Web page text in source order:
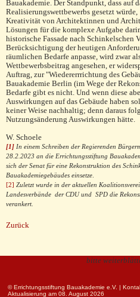
Bauakademie. Der Standpunkt, dass auf
Realisierungswettbewerbs gesetzt
Kreativität von Architektinnen und
Lösungen für die komplexe Aufgabe
historische Fassade nach Schinkelschen
Berücksichtigung der heutigen
räumlichen Bedarfe anpasse, wird zwar
Wettbewerbsbeitrag angesehen, er
Auftrag, zur "Wiedererrrichtung des
Bauakademie Berlin (im Wege der
Bedarfe gibt es nicht. Und wenn diese
Auswirkungen auf das Gebäude haben
keiner Weise nachhaltig; denn daraus
Nutzungsänderung Auswirkungen hätte.
W. Schoele
[1] In einem Schreiben der Regierenden
28.2.2023 an die Errichtungsstiftung
sich der Senat für eine Rekonstruktion des
Bauakademiegebäudes einsetze
[2] Zuletzt wurde in der aktuellen
Landesverbände der CDU und SPD die
verankert.
Zurück
bitte
© Errichtungsstiftung Bauakademie e.V. |
Aktualisierung am 08. August 2026